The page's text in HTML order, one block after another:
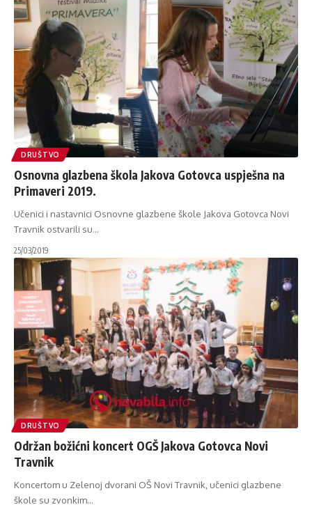
DRUŠTVO
Osnovna glazbena škola Jakova Gotovca uspješna na
Primaveri 2019.
Učenici i nastavnici Osnovne glazbene škole Jakova Gotovca Novi
Travnik ostvarili su…
25/03/2019
DRUŠTVO
Održan božićni koncert OGŠ Jakova Gotovca Novi
Travnik
Koncertom u Zelenoj dvorani OŠ Novi Travnik, učenici glazbene
škole su zvonkim…